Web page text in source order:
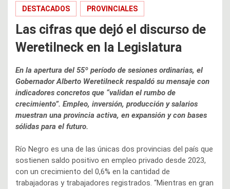
DESTACADOS PROVINCIALES
Las cifras que dejó el discurso de
Weretilneck en la Legislatura
En la apertura del 55º período de sesiones ordinarias, el
Gobernador Alberto Weretilneck respaldó su mensaje con
indicadores concretos que “validan el rumbo de
crecimiento”. Empleo, inversión, producción y salarios
muestran una provincia activa, en expansión y con bases
sólidas para el futuro.
Río Negro es una de las únicas dos provincias del país que
sostienen saldo positivo en empleo privado desde 2023,
con un crecimiento del 0,6% en la cantidad de
trabajadoras y trabajadores registrados. “Mientras en gran